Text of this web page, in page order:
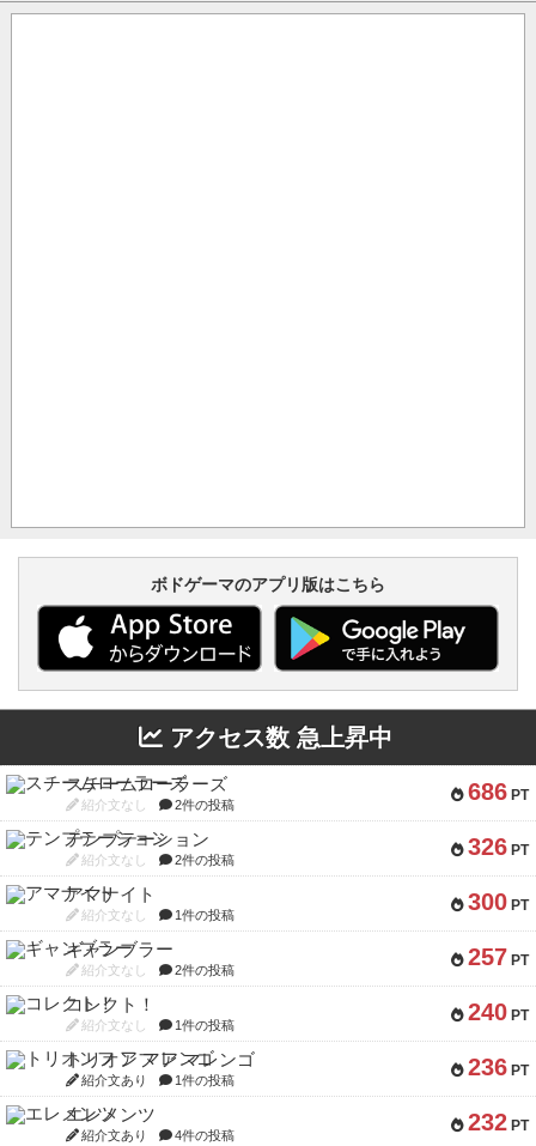
ボドゲーマのアプリ版はこちら
アクセス数 急上昇中
686 PT
スチームローラーズ
紹介文なし 2件の投稿
326 PT
テンプテーション
紹介文なし 2件の投稿
300 PT
アマナイト
紹介文なし 1件の投稿
257 PT
ギャンブラー
紹介文なし 2件の投稿
240 PT
コレクト！
紹介文なし 1件の投稿
236 PT
トリオンフ ア マレンゴ
紹介文あり 1件の投稿
232 PT
エレメンツ
紹介文あり 4件の投稿